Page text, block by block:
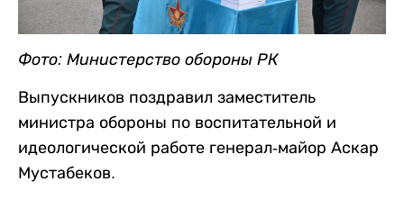
Фото: Министерство обороны РК
Выпускников поздравил заместитель
министра обороны по воспитательной и
идеологической работе генерал-майор Аскар
Мустабеков.